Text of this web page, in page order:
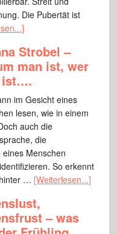
Die Pubertät ist
Strobel –
man ist, wer
ist….
im Gesicht eines
lesen, wie in einem
auch die
die
Menschen
So erkennt
… [Weiterlesen...]
– was